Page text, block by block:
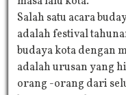
Salah satu acara
adalah festival
budaya kota dengan
adalah urusan yang
orang -orang dari